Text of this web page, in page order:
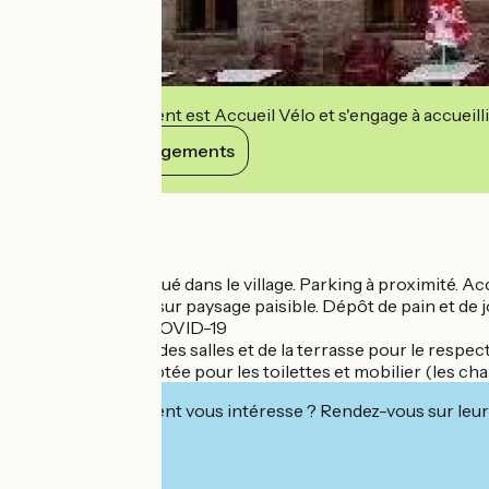
Cet établissement est Accueil Vélo et s'engage à
Voir ses engagements
Bar-restaurant situé dans le village. Parking à proximité.
l'arrière avec vue sur paysage paisible. Dépôt de pain et
DISPOSITIONS COVID-19
Réaménagement des salles et de la terrasse pour le
Désinfection adaptée pour les toilettes et mobilier (les
Cet établissement vous intéresse ? Rendez-vous sur